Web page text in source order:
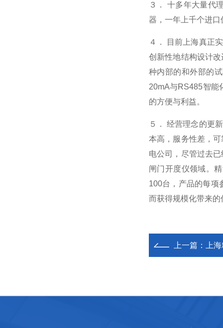
３． 十多年大量代
器，一年上千个进
４． 目前上海真正
创新性地结构设计
种内部的和外部的
20mA与RS485智能
的方便与利益。
５． 经营理念的更
本高，服务性差，
电公司，尽管过去
闸门开度仪领域。
100台，产品的每项
而获得规模化带来
上一篇： 上